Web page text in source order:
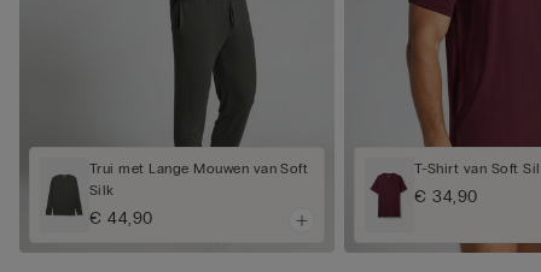
Trui met Lange Mouwen van Soft
Silk
€ 44,90
T-Shirt van Soft
€ 34,90